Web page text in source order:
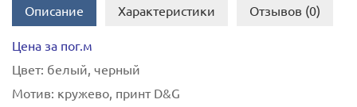
Описание Характеристики Отзывов (0)
Цена за пог.м
Цвет: белый, черный
Мотив: кружево, принт D&G